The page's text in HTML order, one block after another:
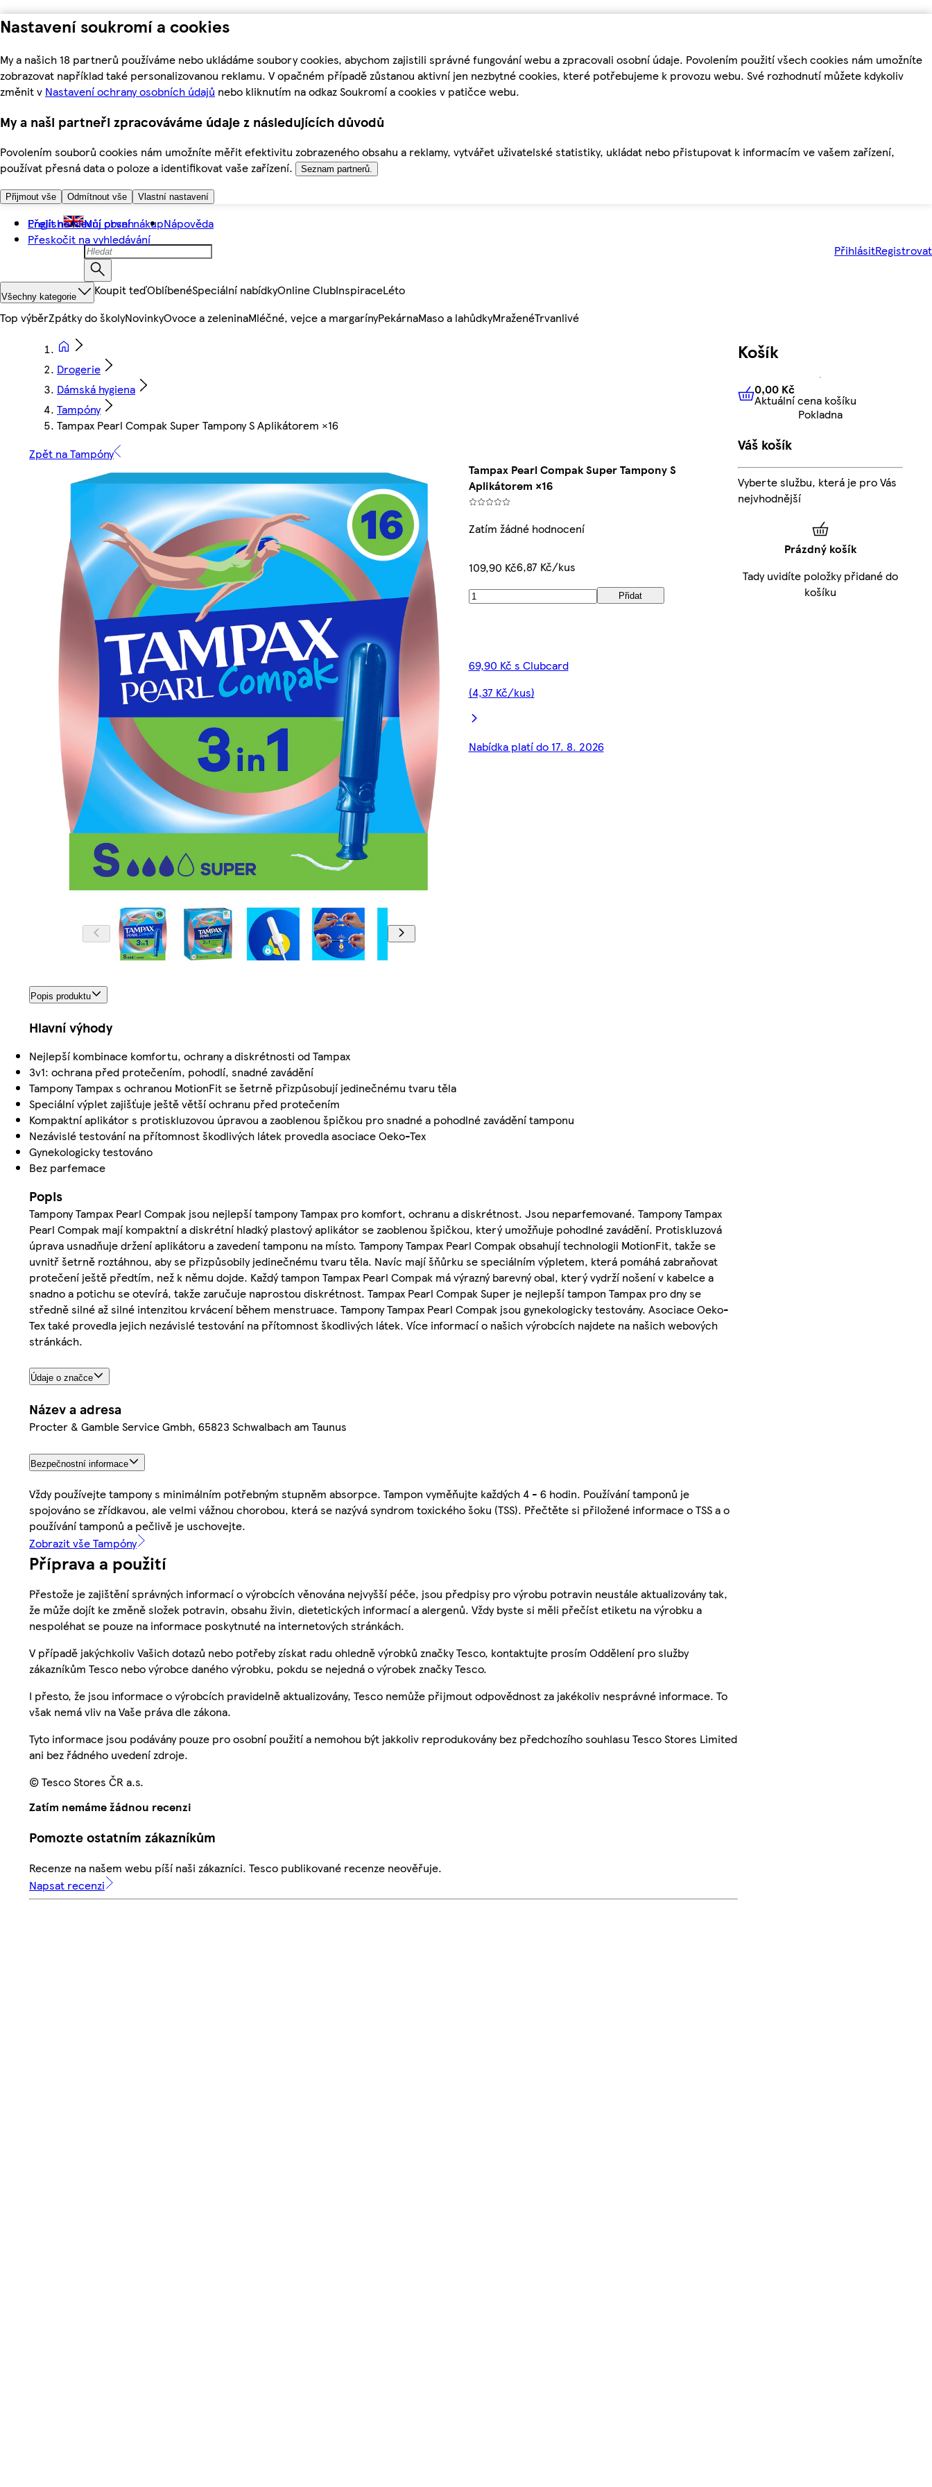
Nastavení soukromí a cookies
My a našich 18 partnerů používáme nebo ukládáme soubory cookies, abychom zajistili správné fungování webu a zpracovali osobní údaje. Povolením použití všech cookies nám umožníte
zobrazovat například také personalizovanou reklamu. V opačném případě zůstanou aktivní jen nezbytné cookies, které potřebujeme k provozu webu. Své rozhodnutí můžete kdykoliv
změnit v Nastavení ochrany osobních údajů nebo kliknutím na odkaz Soukromí a cookies v patičce webu.
My a naši partneři zpracováváme údaje z následujících důvodů
Povolením souborů cookies nám umožníte měřit efektivitu zobrazeného obsahu a reklamy, vytvářet uživatelské statistiky, ukládat nebo přistupovat k informacím ve vašem zařízení,
používat přesná data o poloze a identifikovat vaše zařízení.
Seznam partnerů.
Přijmout vše Odmítnout vše Vlastní nastavení
Přejít na hlavní obsah
Přeskočit na vyhledávání
English Můj první nákupNápověda
PřihlásitRegistrovat
Všechny kategorie Koupit teďOblíbenéSpeciální nabídkyOnline ClubInspiraceLéto
Top výběrZpátky do školyNovinkyOvoce a zeleninaMléčné, vejce a margarínyPekárnaMaso a lahůdkyMraženéTrvanlivé
Drogerie
Dámská hygiena
Tampóny
Tampax Pearl Compak Super Tampony S Aplikátorem ×16
Zpět na Tampóny
Tampax Pearl Compak Super Tampony S
Aplikátorem ×16
Zatím žádné hodnocení
109,90 Kč6,87 Kč/kus
Přidat
69,90 Kč s Clubcard
(4,37 Kč/kus)
Nabídka platí do 17. 8. 2026
Popis produktu
Hlavní výhody
Nejlepší kombinace komfortu, ochrany a diskrétnosti od Tampax
3v1: ochrana před protečením, pohodlí, snadné zavádění
Tampony Tampax s ochranou MotionFit se šetrně přizpůsobují jedinečnému tvaru těla
Speciální výplet zajišťuje ještě větší ochranu před protečením
Kompaktní aplikátor s protiskluzovou úpravou a zaoblenou špičkou pro snadné a pohodlné zavádění tamponu
Nezávislé testování na přítomnost škodlivých látek provedla asociace Oeko-Tex
Gynekologicky testováno
Bez parfemace
Popis
Tampony Tampax Pearl Compak jsou nejlepší tampony Tampax pro komfort, ochranu a diskrétnost. Jsou neparfemované. Tampony Tampax
Pearl Compak mají kompaktní a diskrétní hladký plastový aplikátor se zaoblenou špičkou, který umožňuje pohodlné zavádění. Protiskluzová
úprava usnadňuje držení aplikátoru a zavedení tamponu na místo. Tampony Tampax Pearl Compak obsahují technologii MotionFit, takže se
uvnitř šetrně roztáhnou, aby se přizpůsobily jedinečnému tvaru těla. Navíc mají šňůrku se speciálním výpletem, která pomáhá zabraňovat
protečení ještě předtím, než k němu dojde. Každý tampon Tampax Pearl Compak má výrazný barevný obal, který vydrží nošení v kabelce a
snadno a potichu se otevírá, takže zaručuje naprostou diskrétnost. Tampax Pearl Compak Super je nejlepší tampon Tampax pro dny se
středně silné až silné intenzitou krvácení během menstruace. Tampony Tampax Pearl Compak jsou gynekologicky testovány. Asociace Oeko-
Tex také provedla jejich nezávislé testování na přítomnost škodlivých látek. Více informací o našich výrobcích najdete na našich webových
stránkách.
Údaje o značce
Název a adresa
Procter & Gamble Service Gmbh, 65823 Schwalbach am Taunus
Bezpečnostní informace
Vždy používejte tampony s minimálním potřebným stupněm absorpce. Tampon vyměňujte každých 4 - 6 hodin. Používání tamponů je
spojováno se zřídkavou, ale velmi vážnou chorobou, která se nazývá syndrom toxického šoku (TSS). Přečtěte si přiložené informace o TSS a o
používání tamponů a pečlivě je uschovejte.
Zobrazit vše Tampóny
Příprava a použití
Přestože je zajištění správných informací o výrobcích věnována nejvyšší péče, jsou předpisy pro výrobu potravin neustále aktualizovány tak,
že může dojít ke změně složek potravin, obsahu živin, dietetických informací a alergenů. Vždy byste si měli přečíst etiketu na výrobku a
nespoléhat se pouze na informace poskytnuté na internetových stránkách.
V případě jakýchkoliv Vašich dotazů nebo potřeby získat radu ohledně výrobků značky Tesco, kontaktujte prosím Oddělení pro služby
zákazníkům Tesco nebo výrobce daného výrobku, pokdu se nejedná o výrobek značky Tesco.
I přesto, že jsou informace o výrobcích pravidelně aktualizovány, Tesco nemůže přijmout odpovědnost za jakékoliv nesprávné informace. To
však nemá vliv na Vaše práva dle zákona.
Tyto informace jsou podávány pouze pro osobní použití a nemohou být jakkoliv reprodukovány bez předchozího souhlasu Tesco Stores Limited
ani bez řádného uvedení zdroje.
© Tesco Stores ČR a.s.
Zatím nemáme žádnou recenzi
Pomozte ostatním zákazníkům
Recenze na našem webu píší naši zákazníci. Tesco publikované recenze neověřuje.
Napsat recenzi
Košík
0,00 KčAktuální cena košíku
0,00 Kč
Aktuální cena košíku
Pokladna
Váš košík
Vyberte službu, která je pro Vás
nejvhodnější
Prázdný košík
Tady uvidíte položky přidané do
košíku